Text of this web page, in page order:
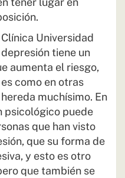
Universidad
tiene un
aumenta el riesgo,
como en otras
muchísimo. En
psicológico puede
que han visto
que su forma de
y esto es otro
que también se